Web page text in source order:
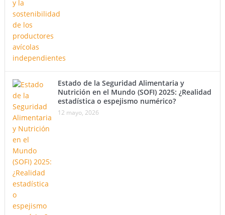
Estado de la Seguridad Alimentaria y
Nutrición en el Mundo (SOFI) 2025: ¿Realidad
estadística o espejismo numérico?
12 mayo, 2026